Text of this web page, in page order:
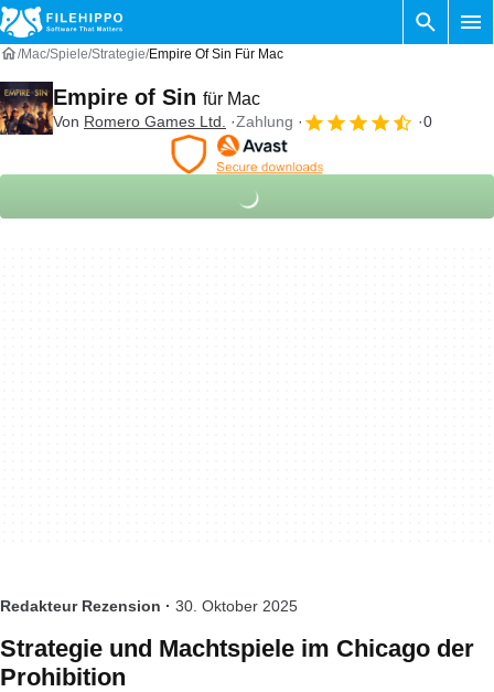
Mac Spiele Strategie Empire Of Sin Für Mac
Empire of Sin für Mac
Von Romero Games Ltd. Zahlung 0
Redakteur Rezension · 30. Oktober 2025
Strategie und Machtspiele im Chicago der
Prohibition